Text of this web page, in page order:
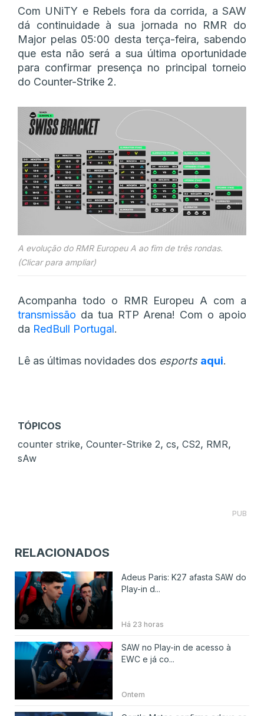
Com UNiTY e Rebels fora da corrida, a SAW
dá continuidade à sua jornada no RMR do
Major pelas 05:00 desta terça-feira, sabendo
que esta não será a sua última oportunidade
para confirmar presença no principal torneio
do Counter-Strike 2.
A evolução do RMR Europeu A ao fim de três rondas.
(Clicar para ampliar)
Acompanha todo o RMR Europeu A com a
transmissão da tua RTP Arena! Com o apoio
da RedBull Portugal.
Lê as últimas novidades dos esports aqui.
TÓPICOS
counter strike, Counter-Strike 2, cs, CS2, RMR,
sAw
PUB
RELACIONADOS
Adeus Paris: K27 afasta SAW do
Play-in d...
Há 23 horas
SAW no Play-in de acesso à
EWC e já co...
Ontem